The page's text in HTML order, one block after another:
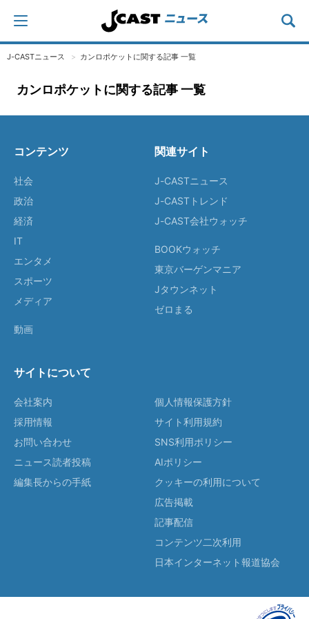
J-CASTニュース カンロポケットに関する記事 一覧
カンロポケットに関する記事 一覧
コンテンツ
社会
政治
経済
IT
エンタメ
スポーツ
メディア
動画
関連サイト
J-CASTニュース
J-CASTトレンド
J-CAST会社ウォッチ
BOOKウォッチ
東京バーゲンマニア
Jタウンネット
ゼロまる
サイトについて
会社案内
採用情報
お問い合わせ
ニュース読者投稿
編集長からの手紙
個人情報保護方針
サイト利用規約
SNS利用ポリシー
AIポリシー
クッキーの利用について
広告掲載
記事配信
コンテンツ二次利用
日本インターネット報道協会